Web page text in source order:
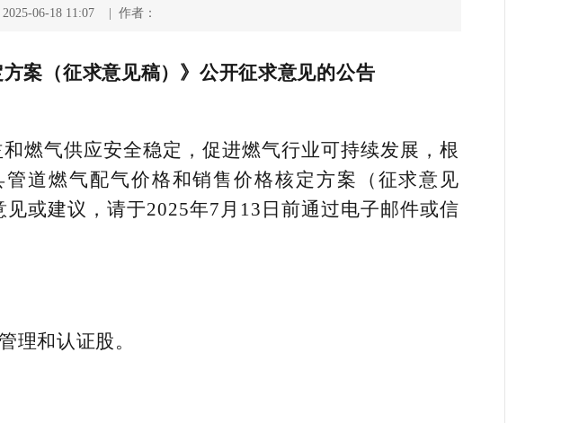
06-18 11:07 | 作者：
案（征求意见稿）》公开征求意见的公告
燃气供应安全稳定，促进燃气行业可持续发展，根
道燃气配气价格和销售价格核定方案（征求意见
或建议，请于2025年7月13日前通过电子邮件或信
理和认证股。